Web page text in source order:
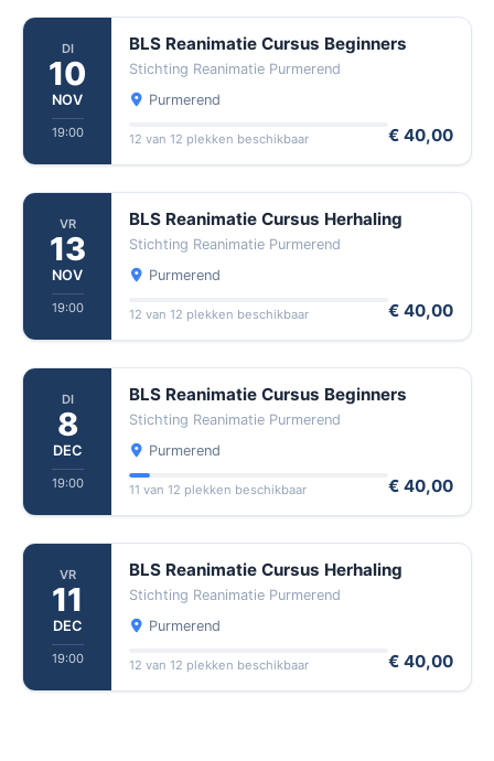
DI
10
NOV
19:00
BLS Reanimatie Cursus Beginners
Stichting Reanimatie Purmerend
Purmerend
12 van 12 plekken beschikbaar € 40,00
VR
13
NOV
19:00
BLS Reanimatie Cursus Herhaling
Stichting Reanimatie Purmerend
Purmerend
12 van 12 plekken beschikbaar € 40,00
DI
8
DEC
19:00
BLS Reanimatie Cursus Beginners
Stichting Reanimatie Purmerend
Purmerend
11 van 12 plekken beschikbaar € 40,00
VR
11
DEC
19:00
BLS Reanimatie Cursus Herhaling
Stichting Reanimatie Purmerend
Purmerend
12 van 12 plekken beschikbaar € 40,00